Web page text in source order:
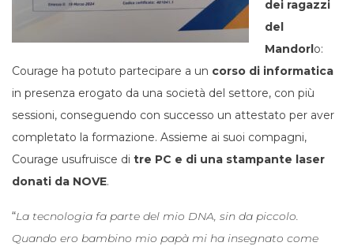
dei ragazzi
del
Mandorlo:
Courage ha potuto partecipare a un corso di informatica
in presenza erogato da una società del settore, con più
sessioni, conseguendo con successo un attestato per aver
completato la formazione. Assieme ai suoi compagni,
Courage usufruisce di tre PC e di una stampante laser
donati da NOVE.
“La tecnologia fa parte del mio DNA, sin da piccolo.
Quando ero bambino mio papà mi ha insegnato come